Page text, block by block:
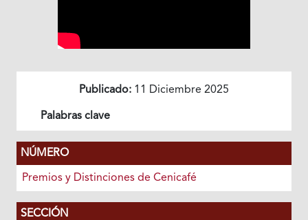
Publicado: 11 Diciembre 2025
Palabras clave
NÚMERO
Premios y Distinciones de Cenicafé
SECCIÓN